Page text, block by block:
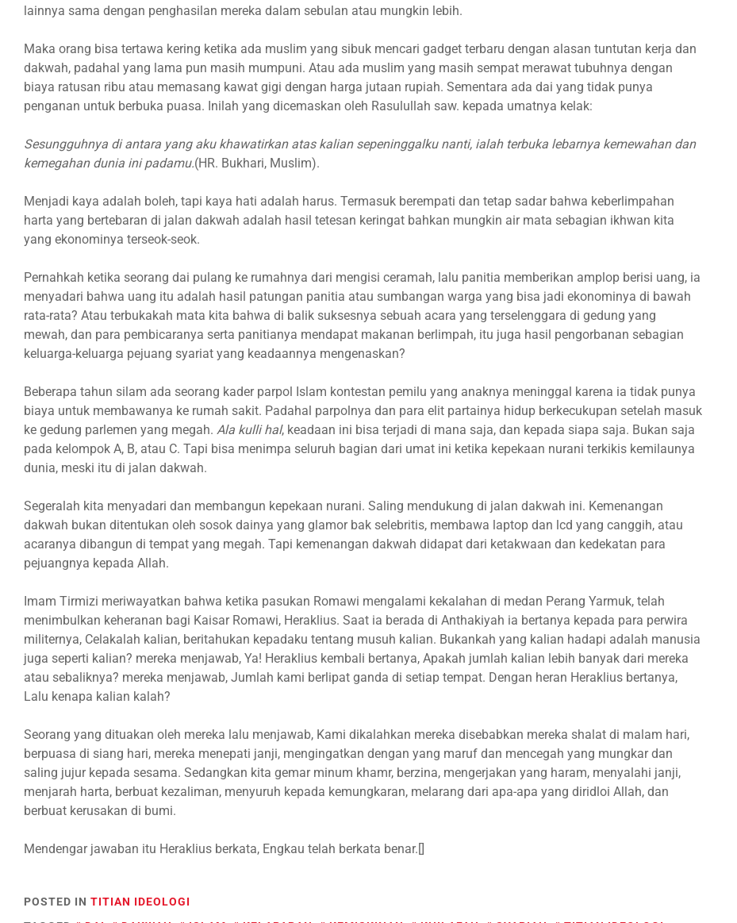
lainnya sama dengan penghasilan mereka dalam sebulan atau mungkin lebih.
Maka orang bisa tertawa kering ketika ada muslim yang sibuk mencari gadget terbaru dengan alasan tuntutan kerja dan
dakwah, padahal yang lama pun masih mumpuni. Atau ada muslim yang masih sempat merawat tubuhnya dengan
biaya ratusan ribu atau memasang kawat gigi dengan harga jutaan rupiah. Sementara ada dai yang tidak punya
penganan untuk berbuka puasa. Inilah yang dicemaskan oleh Rasulullah saw. kepada umatnya kelak:
Sesungguhnya di antara yang aku khawatirkan atas kalian sepeninggalku nanti, ialah terbuka lebarnya kemewahan dan
kemegahan dunia ini padamu.(HR. Bukhari, Muslim).
Menjadi kaya adalah boleh, tapi kaya hati adalah harus. Termasuk berempati dan tetap sadar bahwa keberlimpahan
harta yang bertebaran di jalan dakwah adalah hasil tetesan keringat bahkan mungkin air mata sebagian ikhwan kita
yang ekonominya terseok-seok.
Pernahkah ketika seorang dai pulang ke rumahnya dari mengisi ceramah, lalu panitia memberikan amplop berisi uang, ia
menyadari bahwa uang itu adalah hasil patungan panitia atau sumbangan warga yang bisa jadi ekonominya di bawah
rata-rata? Atau terbukakah mata kita bahwa di balik suksesnya sebuah acara yang terselenggara di gedung yang
mewah, dan para pembicaranya serta panitianya mendapat makanan berlimpah, itu juga hasil pengorbanan sebagian
keluarga-keluarga pejuang syariat yang keadaannya mengenaskan?
Beberapa tahun silam ada seorang kader parpol Islam kontestan pemilu yang anaknya meninggal karena ia tidak punya
biaya untuk membawanya ke rumah sakit. Padahal parpolnya dan para elit partainya hidup berkecukupan setelah masuk
ke gedung parlemen yang megah. Ala kulli hal, keadaan ini bisa terjadi di mana saja, dan kepada siapa saja. Bukan saja
pada kelompok A, B, atau C. Tapi bisa menimpa seluruh bagian dari umat ini ketika kepekaan nurani terkikis kemilaunya
dunia, meski itu di jalan dakwah.
Segeralah kita menyadari dan membangun kepekaan nurani. Saling mendukung di jalan dakwah ini. Kemenangan
dakwah bukan ditentukan oleh sosok dainya yang glamor bak selebritis, membawa laptop dan lcd yang canggih, atau
acaranya dibangun di tempat yang megah. Tapi kemenangan dakwah didapat dari ketakwaan dan kedekatan para
pejuangnya kepada Allah.
Imam Tirmizi meriwayatkan bahwa ketika pasukan Romawi mengalami kekalahan di medan Perang Yarmuk, telah
menimbulkan keheranan bagi Kaisar Romawi, Heraklius. Saat ia berada di Anthakiyah ia bertanya kepada para perwira
militernya, Celakalah kalian, beritahukan kepadaku tentang musuh kalian. Bukankah yang kalian hadapi adalah manusia
juga seperti kalian? mereka menjawab, Ya! Heraklius kembali bertanya, Apakah jumlah kalian lebih banyak dari mereka
atau sebaliknya? mereka menjawab, Jumlah kami berlipat ganda di setiap tempat. Dengan heran Heraklius bertanya,
Lalu kenapa kalian kalah?
Seorang yang dituakan oleh mereka lalu menjawab, Kami dikalahkan mereka disebabkan mereka shalat di malam hari,
berpuasa di siang hari, mereka menepati janji, mengingatkan dengan yang maruf dan mencegah yang mungkar dan
saling jujur kepada sesama. Sedangkan kita gemar minum khamr, berzina, mengerjakan yang haram, menyalahi janji,
menjarah harta, berbuat kezaliman, menyuruh kepada kemungkaran, melarang dari apa-apa yang diridloi Allah, dan
berbuat kerusakan di bumi.
Mendengar jawaban itu Heraklius berkata, Engkau telah berkata benar.[]
POSTED IN TITIAN IDEOLOGI